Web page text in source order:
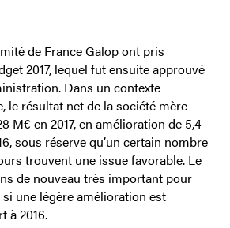
de France Galop ont pris
2017, lequel fut ensuite approuvé
Dans un contexte
le résultat net de la société mère
M€ en 2017, en amélioration de 5,4
sous réserve qu’un certain nombre
trouvent une issue favorable. Le
de nouveau très important pour
une légère amélioration est
à 2016.